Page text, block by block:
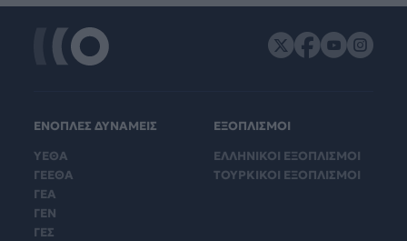
ΕΝΟΠΛΕΣ ΔΥΝΑΜΕΙΣ
ΥΕΘΑ
ΓΕΕΘΑ
ΓΕΑ
ΓΕΝ
ΓΕΣ
ΕΞΟΠΛΙΣΜΟΙ
ΕΛΛΗΝΙΚΟΙ ΕΞΟΠΛΙΣΜΟΙ
ΤΟΥΡΚΙΚΟΙ ΕΞΟΠΛΙΣΜΟΙ